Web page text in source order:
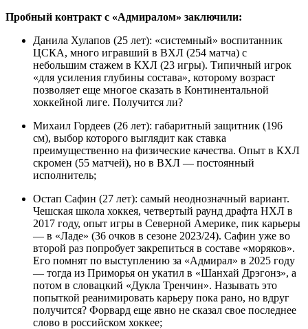
Пробный контракт с «Адмиралом» заключили:
Данила Хулапов (25 лет): «системный» воспитанник
ЦСКА, много игравший в ВХЛ (254 матча) с
небольшим стажем в КХЛ (23 игры). Типичный игрок
«для усиления глубины состава», которому возраст
позволяет еще многое сказать в Континентальной
хоккейной лиге. Получится ли?
Михаил Гордеев (26 лет): габаритный защитник (196
см), выбор которого выглядит как ставка
преимущественно на физические качества. Опыт в КХЛ
скромен (55 матчей), но в ВХЛ — постоянный
исполнитель;
Остап Сафин (27 лет): самый неоднозначный вариант.
Чешская школа хоккея, четвертый раунд драфта НХЛ в
2017 году, опыт игры в Северной Америке, пик карьеры
— в «Ладе» (36 очков в сезоне 2023/24). Сафин уже во
второй раз попробует закрепиться в составе «моряков».
Его помнят по выступлению за «Адмирал» в 2025 году
— тогда из Приморья он укатил в «Шанхай Дрэгонз», а
потом в словацкий «Дукла Тренчин». Называть это
попыткой реанимировать карьеру пока рано, но вдруг
получится? Форвард еще явно не сказал свое последнее
слово в российском хоккее;